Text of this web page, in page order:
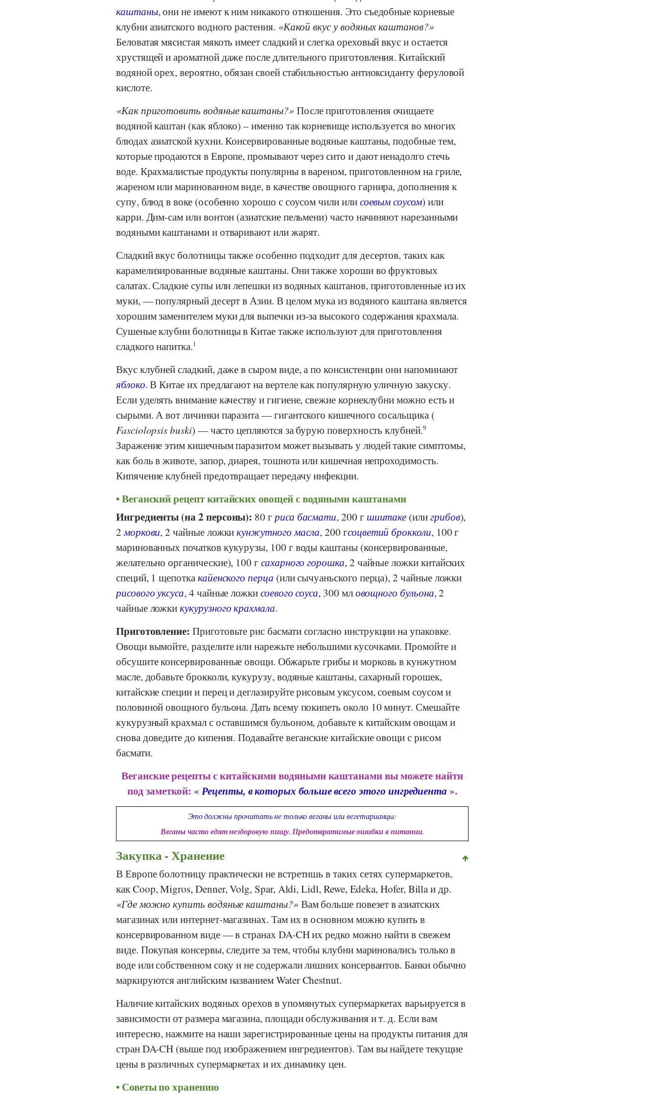
каштаны, они не имеют к ним никакого отношения. Это съедобные корневые
клубни азиатского водного растения. Какой вкус у водяных каштанов?
Беловатая мясистая мякоть имеет сладкий и слегка ореховый вкус и остается
хрустящей и ароматной даже после длительного приготовления. Китайский
водяной орех, вероятно, обязан своей стабильностью антиоксиданту феруловой
кислоте.
Как приготовить водяные каштаны?
После приготовления очищаете
водяной каштан (как яблоко) – именно так корневище используется во многих
блюдах азиатской кухни. Консервированные водяные каштаны, подобные тем,
которые продаются в Европе, промывают через сито и дают ненадолго стечь
воде. Крахмалистые продукты популярны в вареном, приготовленном на гриле,
жареном или маринованном виде, в качестве овощного гарнира, дополнения к
супу, блюд в воке (особенно хорошо с соусом чили илисоевым соусом) или
карри. Дим-сам или вонтон (азиатские пельмени) часто начиняют нарезанными
водяными каштанами и отваривают или жарят.
Сладкий вкус болотницы также особенно подходит для десертов, таких как
карамелизированные водяные каштаны. Они также хороши во фруктовых
салатах. Сладкие супы или лепешки из водяных каштанов, приготовленные из их
муки, — популярный десерт в Азии. В целом мука из водяного каштана является
хорошим заменителем муки для выпечки из-за высокого содержания крахмала.
Сушеные клубни болотницы в Китае также используют для приготовления
сладкого напитка.1
Вкус клубней сладкий, даже в сыром виде, а по консистенции они напоминают
яблоко. В Китае их предлагают на вертеле как популярную уличную закуску.
Если уделять внимание качеству и гигиене, свежие корнеклубни можно есть и
сырыми. А вот личинки паразита — гигантского кишечного сосальщика (
Fasciolopsis buski) — часто цепляются за бурую поверхность клубней.9
Заражение этим кишечным паразитом может вызывать у людей такие симптомы,
как боль в животе, запор, диарея, тошнота или кишечная непроходимость.
Кипячение клубней предотвращает передачу инфекции.
Веганский рецепт китайских овощей с водяными каштанами
Ингредиенты (на 2 персоны): 80 г риса басмати, 200 г шиитаке (илигрибов),
2моркови, 2 чайные ложкикунжутного масла, 200 гсоцветий брокколи, 100 г
маринованных початков кукурузы, 100 г воды каштаны (консервированные,
желательно органические), 100 г сахарного горошка, 2 чайные ложки китайских
специй, 1 щепоткакайенского перца (или сычуаньского перца), 2 чайные ложки
рисового уксуса, 4 чайные ложкисоевого соуса, 300 мловощного бульона, 2
чайные ложкикукурузного крахмала.
Приготовление: Приготовьте рис басмати согласно инструкции на упаковке.
Овощи вымойте, разделите или нарежьте небольшими кусочками. Промойте и
обсушите консервированные овощи. Обжарьте грибы и морковь в кунжутном
масле, добавьте брокколи, кукурузу, водяные каштаны, сахарный горошек,
китайские специи и перец и деглазируйте рисовым уксусом, соевым соусом и
половиной овощного бульона. Дать всему покипеть около 10 минут. Смешайте
кукурузный крахмал с оставшимся бульоном, добавьте к китайским овощам и
снова доведите до кипения. Подавайте веганские китайские овощи с рисом
басмати.
Веганские рецепты с китайскими водяными каштанами вы можете найти
под заметкой: «Рецепты, в которых больше всего этого ингредиента ».
Это должны прочитать не только веганы или вегетарианцы:
Веганы часто едят нездоровую пищу. Предотвратимые ошибки в питании.
Закупка - Хранение
В Европе болотницу практически не встретишь в таких сетях супермаркетов,
какCoop,Migros, Denner,Volg, Spar, Aldi,Lidl, Rewe, Edeka,Hofer, Billaи др.
Где можно купить водяные каштаны?
Вам больше повезет в азиатских
магазинах или интернет-магазинах. Там их в основном можно купить в
консервированном виде — в странах DA-CH их редко можно найти в свежем
виде. Покупая консервы, следите за тем, чтобы клубни мариновались только в
воде или собственном соку и не содержали лишних консервантов. Банки обычно
маркируются английским названием Water Chestnut.
Наличие китайских водяных орехов в упомянутых супермаркетах варьируется в
зависимости от размера магазина, площади обслуживания и т. д. Если вам
интересно, нажмите на наши зарегистрированные цены на продукты питания для
стран DA-CH (выше под изображением ингредиентов). Там вы найдете текущие
цены в различных супермаркетах и их динамику цен.
Советы по хранению